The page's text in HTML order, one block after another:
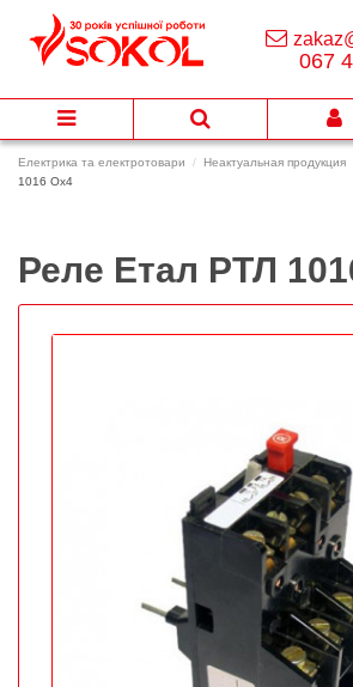
Електрика та електротовари Неактуальная продукция
1016 Ох4
Реле Етал РТЛ
067